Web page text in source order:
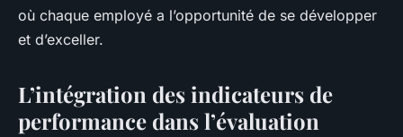
où chaque employé a l’opportunité de se développer
et d’exceller.
L’intégration des indicateurs de
performance dans l’évaluation